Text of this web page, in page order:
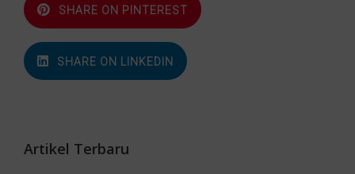
SHARE ON PINTEREST
SHARE ON LINKEDIN
Artikel Terbaru